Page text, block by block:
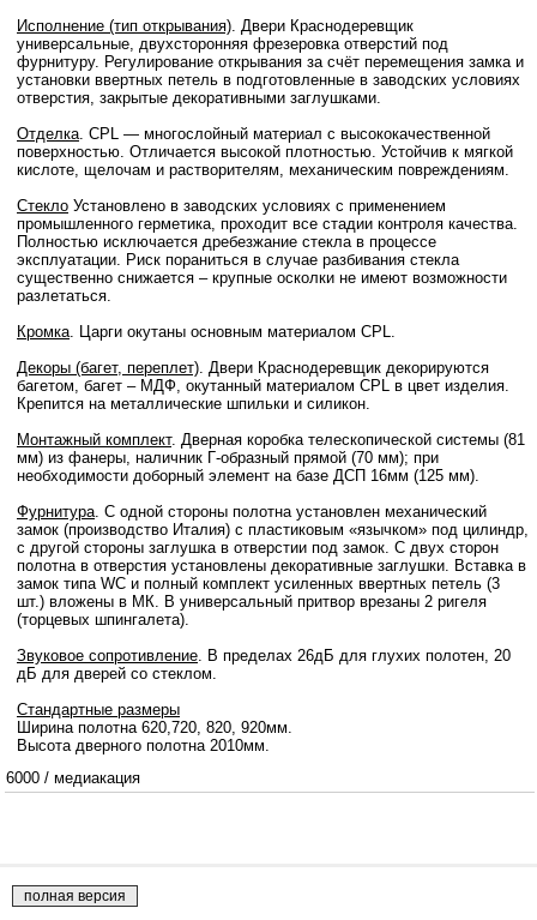
Исполнение (тип открывания). Двери Краснодеревщик
универсальные, двухсторонняя фрезеровка отверстий под
фурнитуру. Регулирование открывания за счёт перемещения замка и
установки ввертных петель в подготовленные в заводских условиях
отверстия, закрытые декоративными заглушками.
Отделка. CPL — многослойный материал с высококачественной
поверхностью. Отличается высокой плотностью. Устойчив к мягкой
кислоте, щелочам и растворителям, механическим повреждениям.
Стекло Установлено в заводских условиях с применением
промышленного герметика, проходит все стадии контроля качества.
Полностью исключается дребезжание стекла в процессе
эксплуатации. Риск пораниться в случае разбивания стекла
существенно снижается – крупные осколки не имеют возможности
разлетаться.
Кромка. Царги окутаны основным материалом CPL.
Декоры (багет, переплет). Двери Краснодеревщик декорируются
багетом, багет – МДФ, окутанный материалом CPL в цвет изделия.
Крепится на металлические шпильки и силикон.
Монтажный комплект. Дверная коробка телескопической системы (81
мм) из фанеры, наличник Г-образный прямой (70 мм); при
необходимости доборный элемент на базе ДСП 16мм (125 мм).
Фурнитура. С одной стороны полотна установлен механический
замок (производство Италия) с пластиковым «язычком» под цилиндр,
с другой стороны заглушка в отверстии под замок. С двух сторон
полотна в отверстия установлены декоративные заглушки. Вставка в
замок типа WC и полный комплект усиленных ввертных петель (3
шт.) вложены в МК. В универсальный притвор врезаны 2 ригеля
(торцевых шпингалета).
Звуковое сопротивление. В пределах 26дБ для глухих полотен, 20
дБ для дверей со стеклом.
Стандартные размеры
Ширина полотна 620,720, 820, 920мм.
Высота дверного полотна 2010мм.
6000 / медиакация